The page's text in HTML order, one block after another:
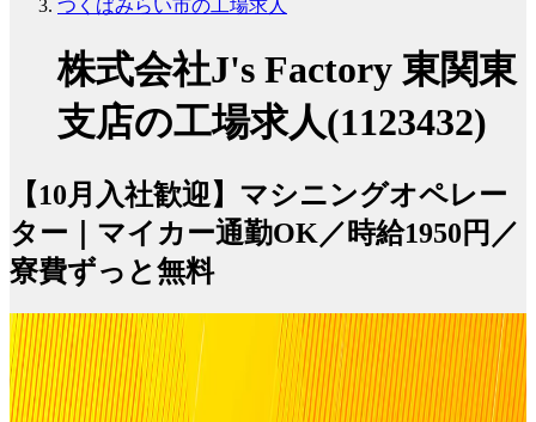
つくばみらい市の工場求人
株式会社J's Factory 東関東
支店の工場求人(1123432)
【10月入社歓迎】マシニングオペレー
ター｜マイカー通勤OK／時給1950円／
寮費ずっと無料